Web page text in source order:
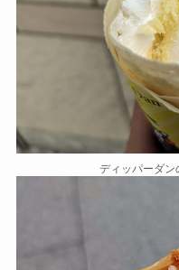
ディッパーダン